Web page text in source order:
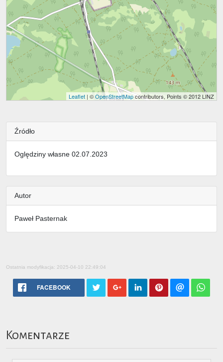
Leaflet | ©OpenStreetMapcontributors, Points © 2012 LINZ
Źródło
Oględziny własne 02.07.2023
Autor
Paweł Pasternak
Ostatnia modyfikacja: 2025-04-10 22:49:04
FACEBOOK
Komentarze